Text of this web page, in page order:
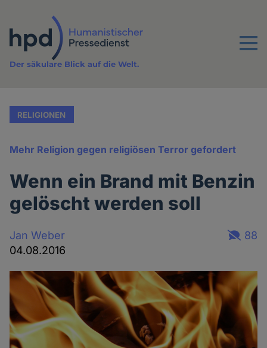
Inhalt
Menu
Der säkulare Blick auf die Welt.
RELIGIONEN
Mehr Religion gegen religiösen Terror gefordert
Wenn ein Brand mit Benzin
gelöscht werden soll
Jan Weber
04.08.2016
88